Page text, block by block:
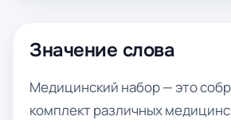
Значение слова
Медицинский набор — это
комплект различных